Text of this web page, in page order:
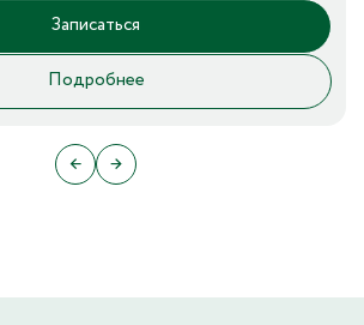
Записаться
Подробнее
← →